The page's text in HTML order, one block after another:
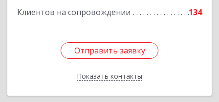
Клиентов на сопровождении 134
Отправить заявку
Показать контакты
Отправить заявку
Назад